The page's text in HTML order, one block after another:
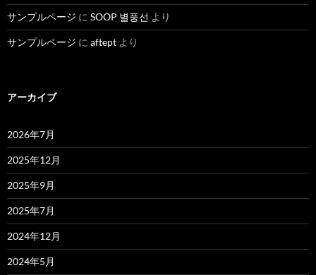
サンプルページ に SOOP 별풍선 より
サンプルページ に aftept より
アーカイブ
2026年7月
2025年12月
2025年9月
2025年7月
2024年12月
2024年5月